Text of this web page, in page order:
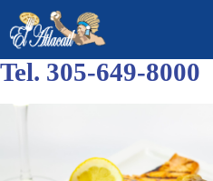
Tel. 305-649-8000